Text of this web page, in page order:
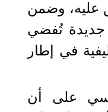
عليه، وضمن
جديدة تُفضي
في إطار
على أن